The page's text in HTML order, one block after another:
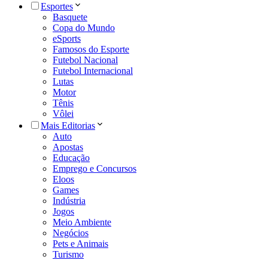
Esportes
Basquete
Copa do Mundo
eSports
Famosos do Esporte
Futebol Nacional
Futebol Internacional
Lutas
Motor
Tênis
Vôlei
Mais Editorias
Auto
Apostas
Educação
Emprego e Concursos
Eloos
Games
Indústria
Jogos
Meio Ambiente
Negócios
Pets e Animais
Turismo